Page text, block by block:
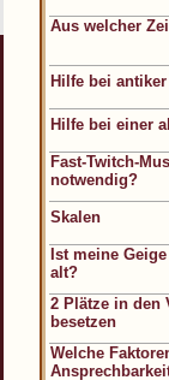
Aus welcher
Hilfe bei
Hilfe bei einer
Fast-Twitch-
notwendig?
Skalen
Ist meine
alt?
2 Plätze in den
besetzen
Welche